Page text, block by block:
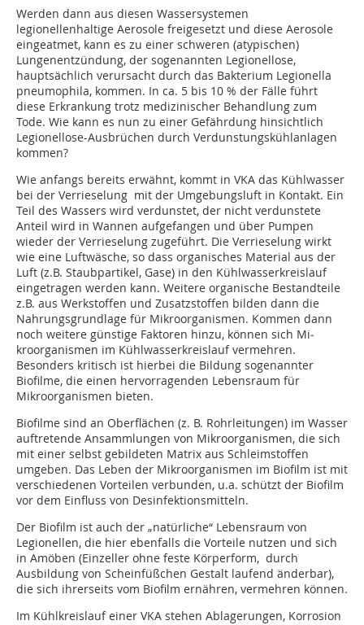
Werden dann aus diesen Wassersystemen
legionellenhaltige Aerosole freigesetzt und diese Aerosole
eingeatmet, kann es zu einer schweren (atypischen)
Lungenentzündung, der sogenannten Legionellose,
hauptsächlich verursacht durch das Bakterium Legionella
pneumophila, kommen. In ca. 5 bis 10 % der Fälle führt
diese Erkrankung trotz medizinischer Behandlung zum
Tode. Wie kann es nun zu einer Gefährdung hinsichtlich
Legionellose-Ausbrüchen durch Verdunstungskühlanlagen
kommen?
Wie anfangs bereits erwähnt, kommt in VKA das Kühlwasser
bei der Verrieselung mit der Umgebungsluft in Kontakt. Ein
Teil des Wassers wird verdunstet, der nicht verdunstete
Anteil wird in Wannen aufgefangen und über Pumpen
wieder der Verrieselung zugeführt. Die Verrieselung wirkt
wie eine Luftwäsche, so dass organisches Material aus der
Luft (z.B. Staubpartikel, Gase) in den Kühlwasserkreislauf
eingetragen werden kann. Weitere organische Bestandteile
z.B. aus Werkstoffen und Zusatzstoffen bilden dann die
Nahrungsgrundlage für Mikroorganismen. Kommen dann
noch weitere günstige Faktoren hinzu, können sich Mi­
kroorganismen im Kühlwasserkreislauf vermehren.
Besonders kritisch ist hierbei die Bildung sogenannter
Biofilme, die einen hervorragenden Lebensraum für
Mikroorganismen bieten.
Biofilme sind an Oberflächen (z. B. Rohrleitungen) im Wasser
auftretende Ansammlungen von Mikroorganismen, die sich
mit einer selbst gebildeten Matrix aus Schleimstoffen
umgeben. Das Leben der Mikroorganismen im Biofilm ist mit
verschiedenen Vorteilen verbunden, u.a. schützt der Biofilm
vor dem Einfluss von Desinfektionsmitteln.
Der Biofilm ist auch der „natürliche“ Lebensraum von
Legionellen, die hier ebenfalls die Vorteile nutzen und sich
in Amöben (Einzeller ohne feste Körperform, durch
Ausbildung von Scheinfüßchen Gestalt laufend änderbar),
die sich ihrerseits vom Biofilm ernähren, vermehren können.
Im Kühlkreislauf einer VKA stehen Ablagerungen, Korrosion